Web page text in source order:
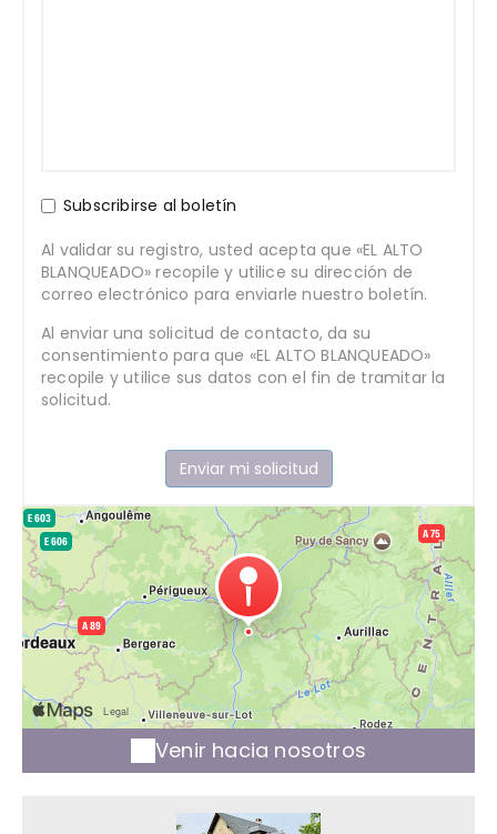
Subscribirse al boletín
Al validar su registro, usted acepta que «EL ALTO
BLANQUEADO» recopile y utilice su dirección de
correo electrónico para enviarle nuestro boletín.
Al enviar una solicitud de contacto, da su
consentimiento para que «EL ALTO BLANQUEADO»
recopile y utilice sus datos con el fin de tramitar la
solicitud.
Venir hacia nosotros